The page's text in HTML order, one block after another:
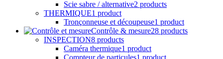
Scie sabre / alternative2 products
THERMIQUE1 product
Tronçonneuse et découpeuse1 product
Contrôle & mesure28 products
INSPECTION8 products
Caméra thermique1 product